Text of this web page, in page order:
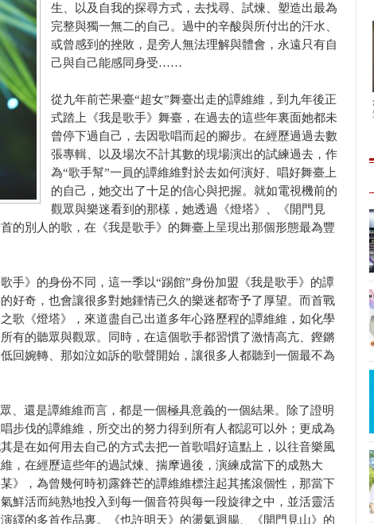
生、以及自我的探尋方式，去找尋、試煉、塑造出最為
完整與獨一無二的自己。過中的辛酸與所付出的汗水、
或曾感到的挫敗，是旁人無法理解與體會，永遠只有自
己與自己能感同身受……
從九年前芒果臺“超女”舞臺出走的譚維維，到九年後正
式踏上《我是歌手》舞臺，在過去的這些年裏面她都未
曾停下過自己，去因歌唱而起的腳步。在經歷過過去數
張專輯、以及場次不計其數的現場演出的試練過去，作
為“歌手幫”一員的譚維維對於去如何演好、唱好舞臺上
的自己，她交出了十足的信心與把握。就如電視機前的
觀眾與樂迷看到的那樣，她透過《燈塔》、《開門見
的別人的歌，在《我是歌手》的舞臺上呈現出那個形態最為豐
手》的身份不同，這一季以“踢館”身份加盟《我是歌手》的譚
好奇，也會讓很多對她鍾情已久的樂迷都寄予了厚望。而首戰
歌《燈塔》，來道盡自己出道多年心路歷程的譚維維，如化學
有的聽眾與觀眾。同時，在這個歌手都習慣了激情高亢、鏗鏘
回婉轉、那如泣如訴的歌聲開始，讓很多人都聽到一個最不為
、還是譚維維而言，都是一個極具意義的一個結果。除了證明
步伐的譚維維，所交出的努力得到所有人都認可以外；更成為
是在如何用去自己的方式去把一首歌唱好這點上，以往音樂風
，在經歷這些年的過試煉、揣摩過後，演練成當下的成熟大
》，為曾幾何時初露鋒芒的譚維維標注起其搖滾個性，那當下
鮮活而純熟地投入到每一個音符與每一段旋律之中，並活靈活
繹的多首作品裏。《也許明天》的盪氣迴腸、《開門見山》的